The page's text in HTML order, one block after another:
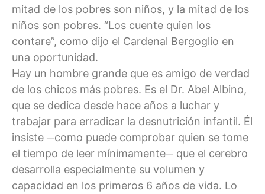
mitad de los pobres son niños, y la mitad de los
niños son pobres. “Los cuente quien los
contare”, como dijo el Cardenal Bergoglio en
una oportunidad.
Hay un hombre grande que es amigo de verdad
de los chicos más pobres. Es el Dr. Abel Albino,
que se dedica desde hace años a luchar y
trabajar para erradicar la desnutrición infantil. Él
insiste ─como puede comprobar quien se tome
el tiempo de leer mínimamente─ que el cerebro
desarrolla especialmente su volumen y
capacidad en los primeros 6 años de vida. Lo